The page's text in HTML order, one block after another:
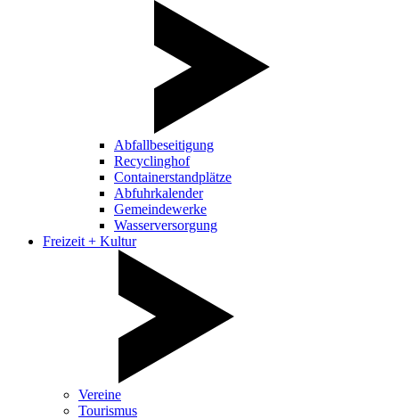
Abfallbeseitigung
Recyclinghof
Containerstandplätze
Abfuhrkalender
Gemeindewerke
Wasserversorgung
Freizeit + Kultur
Vereine
Tourismus